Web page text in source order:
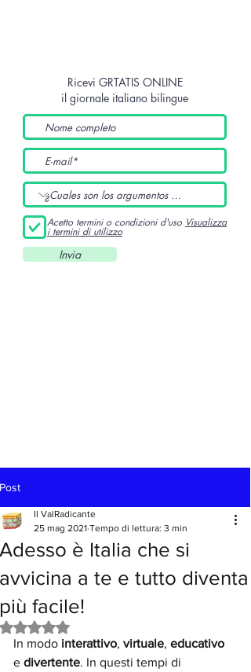
Ricevi GRTATIS ONLINE
il giornale italiano bilingue
Acetto termini o condizioni d'uso Visualizza
i termini di utilizzo
Invia
Post
Adesso è Italia che si
avvicina a te e tutto diventa
più facile!
Il ValRadicante
25 mag 2021 Tempo di lettura: 3 min
Valutazione NaN stelle su 5.
In modo interattivo, virtuale, educativo
e divertente. In questi tempi di